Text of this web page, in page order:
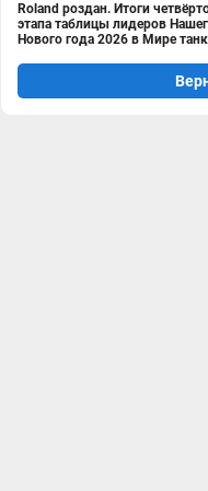
Roland роздан. Итоги
этапа таблицы лидеров
Нового года 2026 в Мире